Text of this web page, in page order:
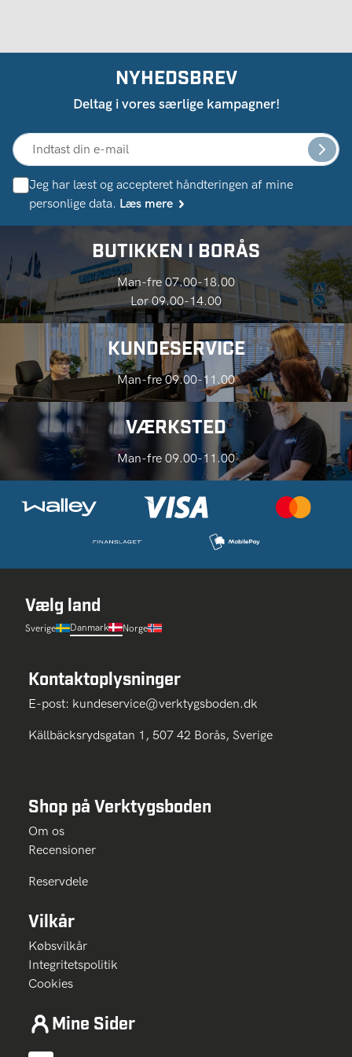
NYHEDSBREV
Deltag i vores særlige kampagner!
Jeg har læst og accepteret håndteringen af ​​mine
personlige data. Læs mere
BUTIKKEN I BORÅS
Man-fre 07.00-18.00
Lør 09.00-14.00
KUNDESERVICE
Man-fre 09.00-11.00
VÆRKSTED
Man-fre 09.00-11.00
Vælg land
Sverige Danmark Norge
Kontaktoplysninger
E-post: kundeservice@verktygsboden.dk
Källbäcksrydsgatan 1, 507 42 Borås, Sverige
Shop på Verktygsboden
Om os
Recensioner
Reservdele
Vilkår
Købsvilkår
Integritetspolitik
Cookies
Mine Sider